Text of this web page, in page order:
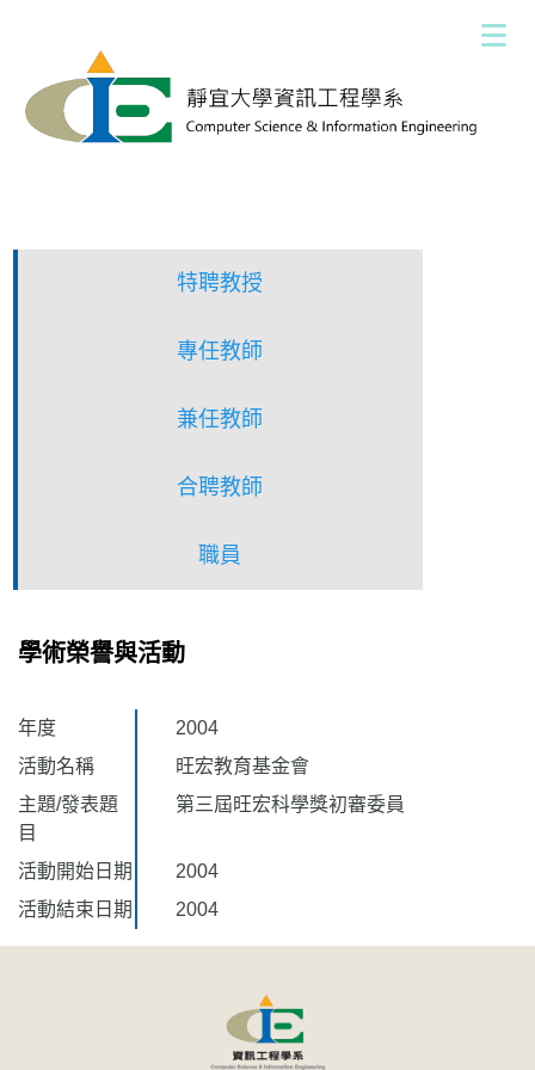
內
特聘教授
專任教師
兼任教師
合聘教師
職員
學術榮譽與活動
年度
2004
活動名稱
旺宏教育基金會
主題/發表題
目
第三屆旺宏科學獎初審委員
活動開始日期
2004
活動結束日期
2004